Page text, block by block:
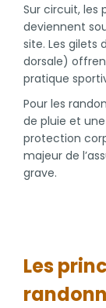
Sur circuit, les
deviennent
site. Les gilets
dorsale)
pratique
Pour les
de pluie et
protection
majeur de
grave.
Les